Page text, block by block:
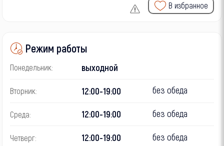
В избранное
Режим работы
Понедельник: выходной
Вторник: 12:00-19:00 без обеда
Среда: 12:00-19:00 без обеда
Четверг: 12:00-19:00 без обеда